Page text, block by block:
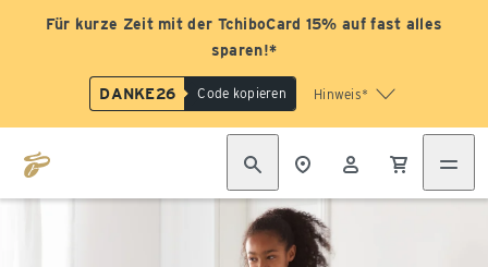
Für kurze Zeit mit der TchiboCard 15% auf fast alles
sparen!*
DANKE26 Code kopieren Hinweis*